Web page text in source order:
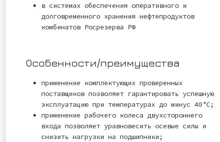
в системах обеспечения оперативного и
долговременного хранения нефтепродуктов
комбинатов Росрезерва РФ
Особенности/преимущества
применение комплектующих проверенных
поставщиков позволяет гарантировать успешную
эксплуатацию при температурах до минус 40°С;
применение рабочего колеса двухстороннего
входа позволяет уравновесить осевые силы и
снизить нагрузки на подшипники;